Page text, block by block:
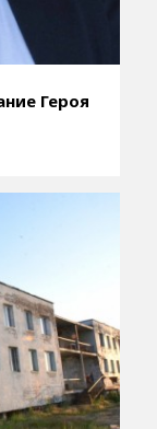
Героя